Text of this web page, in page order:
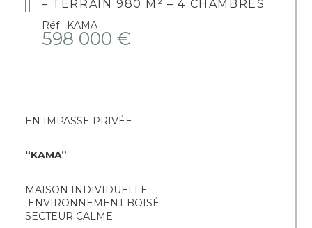
– TERRAIN 980 M² – 4 CHAMBRES
Réf : KAMA
598 000 €
EN IMPASSE PRIVÉE
“KAMA”
MAISON INDIVIDUELLE
ENVIRONNEMENT BOISÉ
SECTEUR CALME